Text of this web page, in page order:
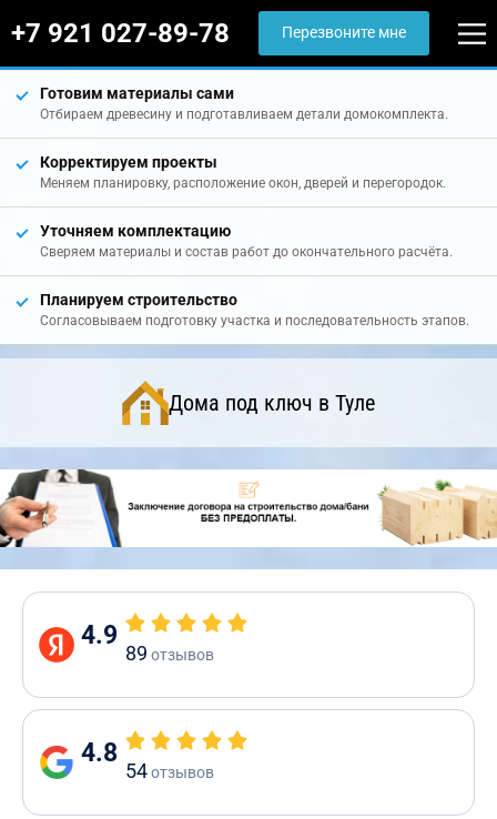
+7 921 027-89-78 Перезвоните мне
Готовим материалы сами
Отбираем древесину и подготавливаем детали домокомплекта.
Корректируем проекты
Меняем планировку, расположение окон, дверей и перегородок.
Уточняем комплектацию
Сверяем материалы и состав работ до окончательного расчёта.
Планируем строительство
Согласовываем подготовку участка и последовательность этапов.
Дома под ключ в Туле
4.9
89 отзывов
4.8
54отзывов